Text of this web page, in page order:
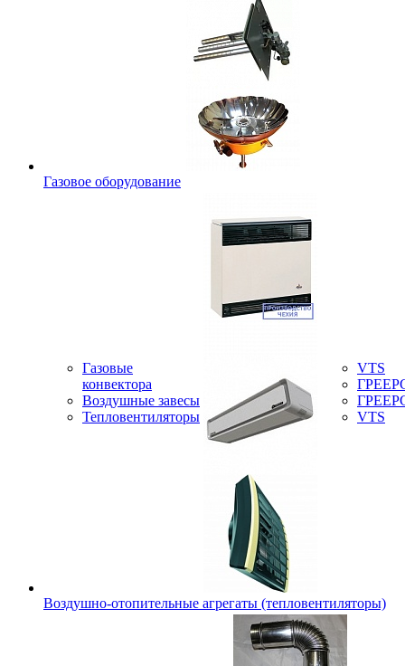
Газовое оборудование
Газовые
конвектора
Воздушные завесы
Тепловентиляторы
VTS
VTS
Воздушно-отопительные агрегаты (тепловентиляторы)